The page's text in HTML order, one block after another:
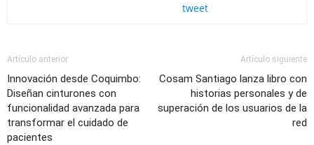
tweet
Artículo anterior
Innovación desde Coquimbo:
Diseñan cinturones con
funcionalidad avanzada para
transformar el cuidado de
pacientes
Artículo siguiente
Cosam Santiago lanza libro con
historias personales y de
superación de los usuarios de la
red